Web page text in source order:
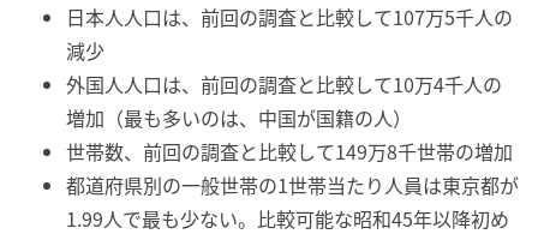
日本人人口は、前回の調査と比較して107万5千人の
減少
外国人人口は、前回の調査と比較して10万4千人の
増加（最も多いのは、中国が国籍の人）
世帯数、前回の調査と比較して149万8千世帯の増加
都道府県別の一般世帯の1世帯当たり人員は東京都が
1.99人で最も少ない。比較可能な昭和45年以降初め